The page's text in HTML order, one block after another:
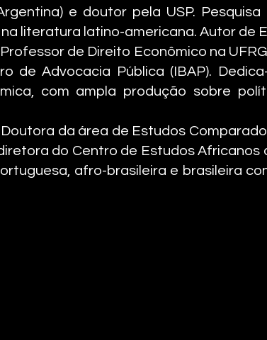
e doutor pela USP.
literatura latino-americana. Autor de
de Direito Econômico na
de Advocacia Pública (IBAP).
com ampla produção sobre
da área de Estudos
do Centro de Estudos
afro-brasileira e brasileira